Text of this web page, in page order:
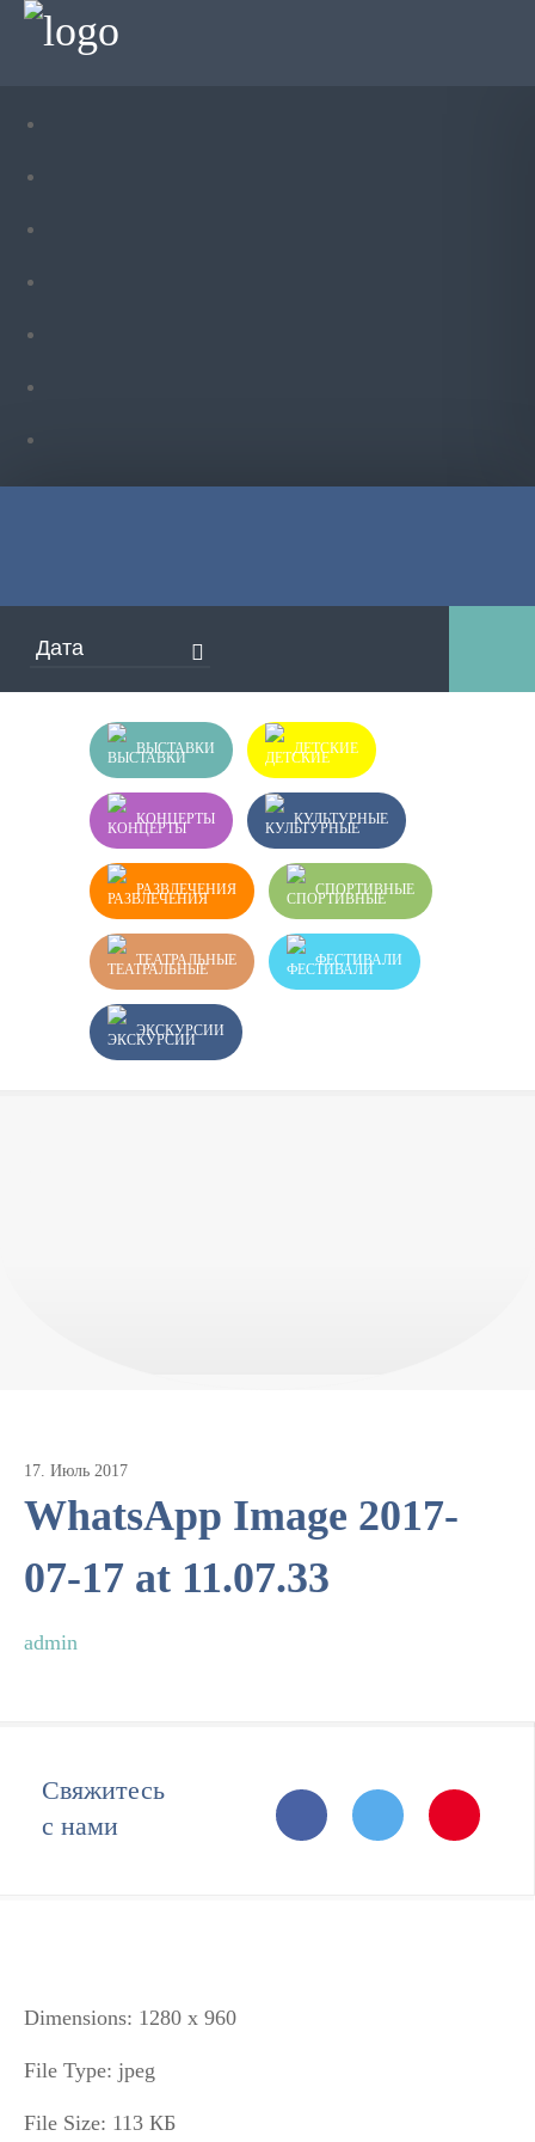
ВЫСТАВКИ ДЕТСКИЕ
КОНЦЕРТЫ КУЛЬТУРНЫЕ
РАЗВЛЕЧЕНИЯ СПОРТИВНЫЕ
ТЕАТРАЛЬНЫЕ ФЕСТИВАЛИ
ЭКСКУРСИИ
17. Июль 2017
WhatsApp Image 2017-
07-17 at 11.07.33
admin
Свяжитесь
с нами
Dimensions: 1280 x 960
File Type: jpeg
File Size: 113 КБ